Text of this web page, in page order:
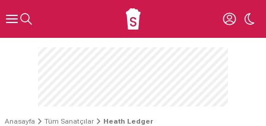
Anasayfa Tüm Sanatçılar Heath Ledger